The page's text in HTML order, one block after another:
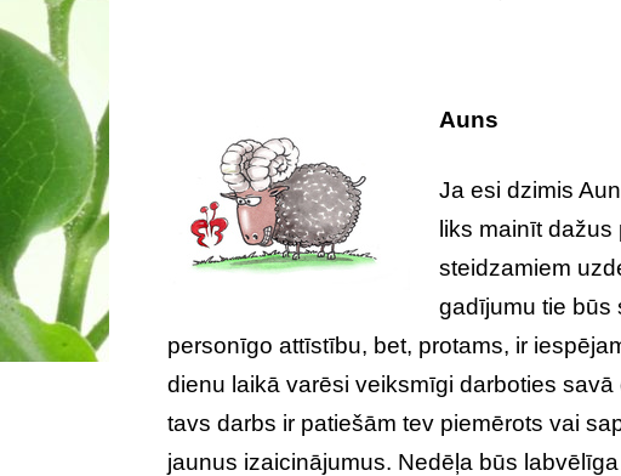
Auns
Ja esi dzimis
liks mainīt
steidzamiem
gadījumu tie būs
personīgo attīstību, bet, protams, ir
dienu laikā varēsi veiksmīgi darboties
tavs darbs ir patiešām tev piemērots vai
jaunus izaicinājumus. Nedēļa būs